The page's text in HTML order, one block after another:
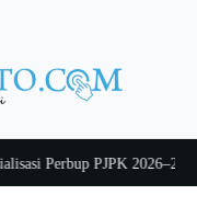
Perbup PJPK 2026–2030